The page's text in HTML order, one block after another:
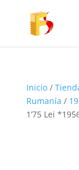
Inicio/
Rumanía /
1’75 Lei